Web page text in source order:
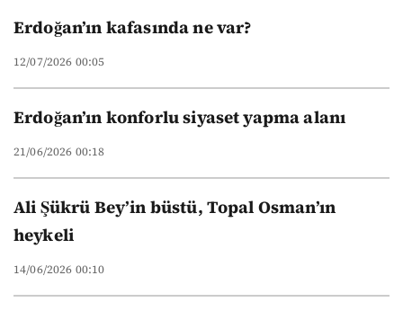
Erdoğan’ın kafasında ne var?
12/07/2026 00:05
Erdoğan’ın konforlu siyaset yapma alanı
21/06/2026 00:18
Ali Şükrü Bey’in büstü, Topal Osman’ın
heykeli
14/06/2026 00:10